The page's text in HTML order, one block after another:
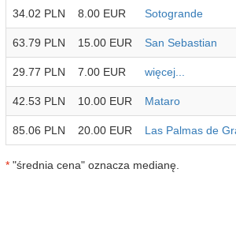
34.02 PLN 8.00 EUR Sotogrande
63.79 PLN 15.00 EUR San Sebastian
29.77 PLN 7.00 EUR więcej...
42.53 PLN 10.00 EUR Mataro
85.06 PLN 20.00 EUR Las Palmas de
* "średnia cena" oznacza medianę.